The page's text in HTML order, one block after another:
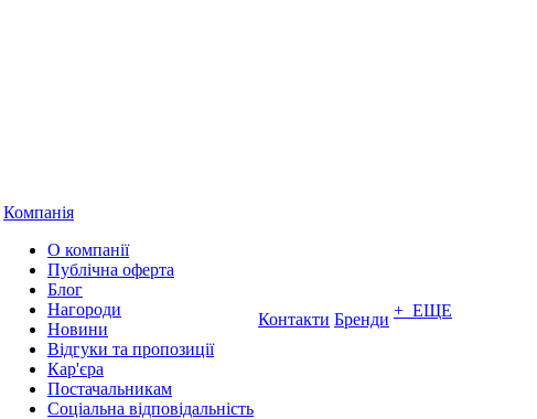
Компанія
О компанії
Публічна оферта
Блог
Нагороди
Новини
Відгуки та пропозиції
Кар'єра
Постачальникам
Соціальна відповідальність
Контакти Бренди + ЕЩЕ